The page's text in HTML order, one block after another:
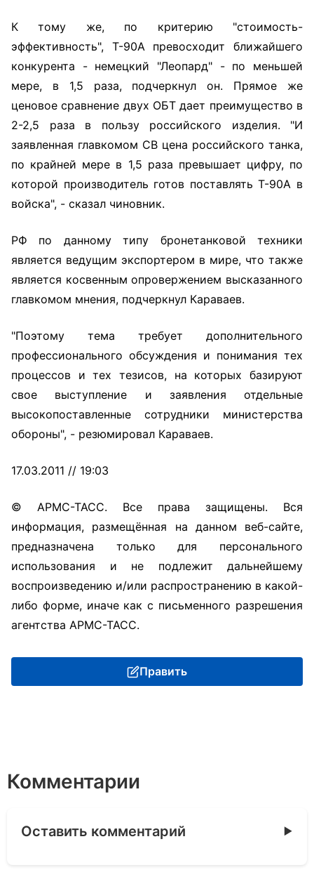
К тому же, по критерию "стоимость-
эффективность", Т-90А превосходит ближайшего
конкурента - немецкий "Леопард" - по меньшей
мере, в 1,5 раза, подчеркнул он. Прямое же
ценовое сравнение двух ОБТ дает преимущество в
2-2,5 раза в пользу российского изделия. "И
заявленная главкомом СВ цена российского танка,
по крайней мере в 1,5 раза превышает цифру, по
которой производитель готов поставлять Т-90А в
войска", - сказал чиновник.
РФ по данному типу бронетанковой техники
является ведущим экспортером в мире, что также
является косвенным опровержением высказанного
главкомом мнения, подчеркнул Караваев.
"Поэтому тема требует дополнительного
профессионального обсуждения и понимания тех
процессов и тех тезисов, на которых базируют
свое выступление и заявления отдельные
высокопоставленные сотрудники министерства
обороны", - резюмировал Караваев.
17.03.2011 // 19:03
© АРМС-ТАСС. Все права защищены. Вся
информация, размещённая на данном веб-сайте,
предназначена только для персонального
использования и не подлежит дальнейшему
воспроизведению и/или распространению в какой-
либо форме, иначе как с письменного разрешения
агентства АРМС-ТАСС.
Править
Комментарии
Оставить комментарий